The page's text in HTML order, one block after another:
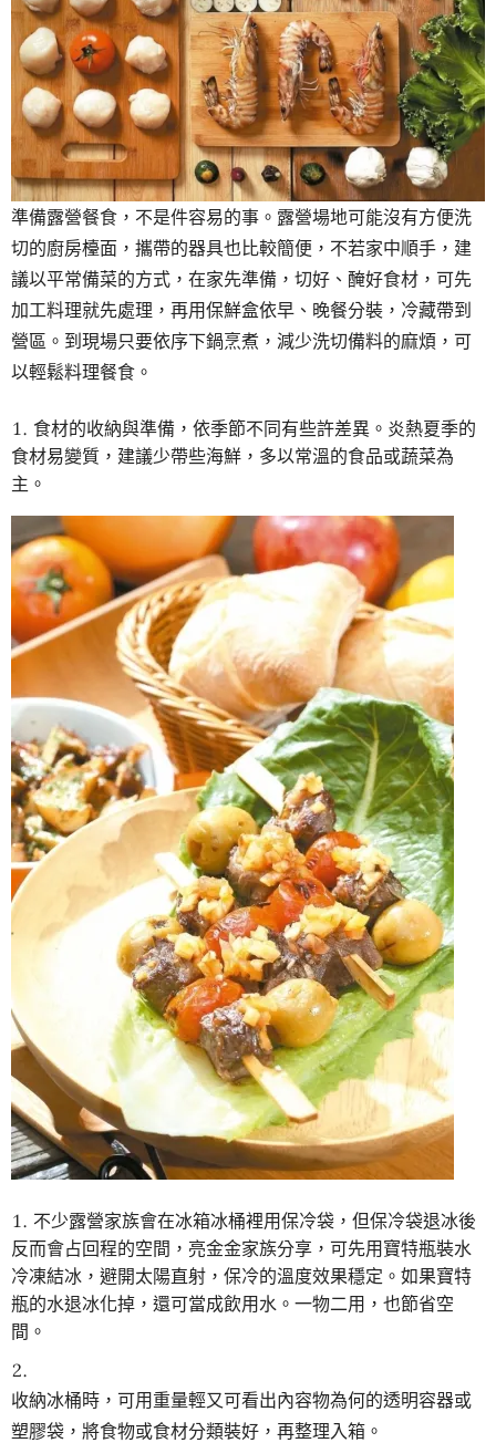
準備露營餐食，不是件容易的事。露營場地可能沒有方便洗
切的廚房檯面，攜帶的器具也比較簡便，不若家中順手，建
議以平常備菜的方式，在家先準備，切好、醃好食材，可先
加工料理就先處理，再用保鮮盒依早、晚餐分裝，冷藏帶到
營區。到現場只要依序下鍋烹煮，減少洗切備料的麻煩，可
以輕鬆料理餐食。
食材的收納與準備，依季節不同有些許差異。炎熱夏季的
食材易變質，建議少帶些海鮮，多以常溫的食品或蔬菜為
主。
不少露營家族會在冰箱冰桶裡用保冷袋，但保冷袋退冰後
反而會占回程的空間，亮金金家族分享，可先用寶特瓶裝水
冷凍結冰，避開太陽直射，保冷的溫度效果穩定。如果寶特
瓶的水退冰化掉，還可當成飲用水。一物二用，也節省空
間。
收納冰桶時，可用重量輕又可看出內容物為何的透明容器或
塑膠袋，將食物或食材分類裝好，再整理入箱。